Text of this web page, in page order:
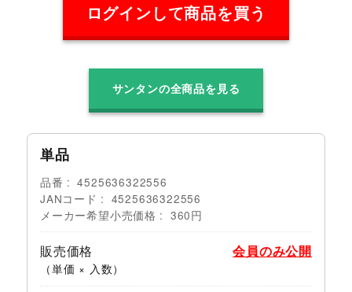
ログインして商品を買う
サンタンの全商品を見る
単品
品番
4525636322556
JANコード
4525636322556
メーカー希望小売価格
360円
販売価格
（単価 × 入数）
会員のみ公開